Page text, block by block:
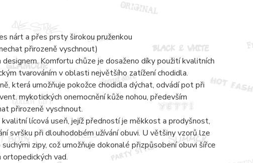
nárt a přes prsty širokou pruženkou
přirozeně vyschnout)
Komfortu chůze je dosaženo díky použití kvalitních
tvarováním v oblasti největšího zatížení chodidla.
která umožňuje pokožce chodidla dýchat, odvádí pot při
mykotických onemocnění kůže nohou, především
přirozeně vyschnout.
lícová useň, jejíž předností je měkkost a prodyšnost,
svršku při dlouhodobém užívání obuvi. U většiny vzorů lze
zipy, což umožňuje dokonalé přizpůsobení obuvi šířce
vad.